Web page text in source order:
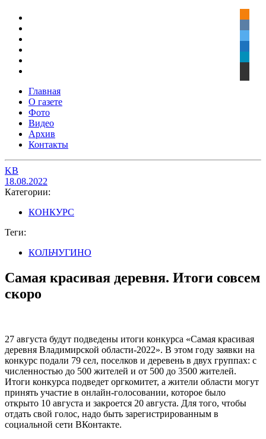
Главная
О газете
Фото
Видео
Архив
Контакты
KB
18.08.2022
Категории:
КОНКУРС
Теги:
КОЛЬЧУГИНО
Самая красивая деревня. Итоги совсем
скоро
27 августа будут подведены итоги конкурса «Самая красивая
деревня Владимирской области-2022». В этом году заявки на
конкурс подали 79 сел, поселков и деревень в двух группах: с
численностью до 500 жителей и от 500 до 3500 жителей.
Итоги конкурса подведет оргкомитет, а жители области могут
принять участие в онлайн-голосовании, которое было
открыто 10 августа и закроется 20 августа. Для того, чтобы
отдать свой голос, надо быть зарегистрированным в
социальной сети ВКонтакте.